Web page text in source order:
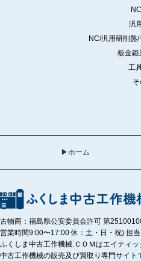
汎
NC/汎用研削盤
板金鍛
工
ホーム
古物商：福島県公安委員会許可 第
営業時間9:00〜17:00 休：土・日・祝) 担
ふくしま中古工作機械.ＣＯＭはエイティッ
中古工作機械の販売及び買取り専門サイト